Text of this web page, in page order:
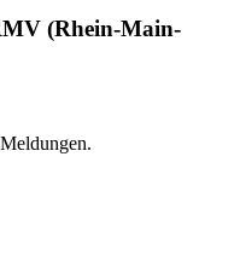
(Rhein-Main-